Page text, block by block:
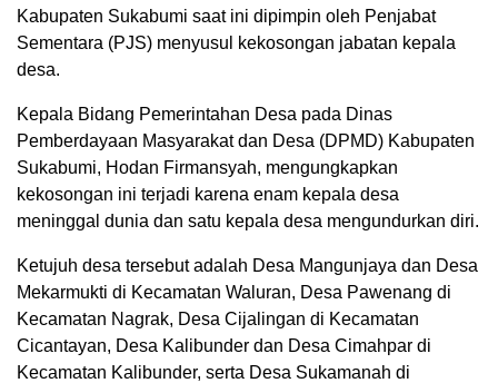
Kabupaten Sukabumi saat ini dipimpin oleh Penjabat
Sementara (PJS) menyusul kekosongan jabatan kepala
desa.
Kepala Bidang Pemerintahan Desa pada Dinas
Pemberdayaan Masyarakat dan Desa (DPMD) Kabupaten
Sukabumi, Hodan Firmansyah, mengungkapkan
kekosongan ini terjadi karena enam kepala desa
meninggal dunia dan satu kepala desa mengundurkan diri.
Ketujuh desa tersebut adalah Desa Mangunjaya dan Desa
Mekarmukti di Kecamatan Waluran, Desa Pawenang di
Kecamatan Nagrak, Desa Cijalingan di Kecamatan
Cicantayan, Desa Kalibunder dan Desa Cimahpar di
Kecamatan Kalibunder, serta Desa Sukamanah di